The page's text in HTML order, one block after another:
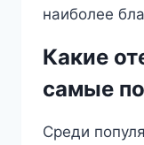
наиболее
Какие
самые
Среди